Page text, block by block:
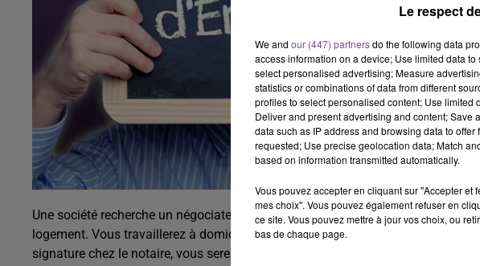
Une société recherche un négociateur immobilier (H/F). Vous accompagnerez
logement. Vous travaillerez à domicile et organiserez vos journées à votre
signature chez le notaire, vous serez en charge des projets de vos clients de A
Le respect
We and our (447) partnersdo the following data
access information on a device; Use limited data
select personalised advertising; Measure
statistics or combinations of data from different
profiles to select personalised content; Use limited
Deliver and present advertising and content;
data such as IP address and browsing data to
requested; Use precise geolocation data; Match
based on information transmitted automatically.
Vous pouvez accepter en cliquant sur "Accepter
mes choix". Vous pouvez également refuser en
ce site. Vous pouvez mettre à jour vos choix, ou
bas de chaque page.